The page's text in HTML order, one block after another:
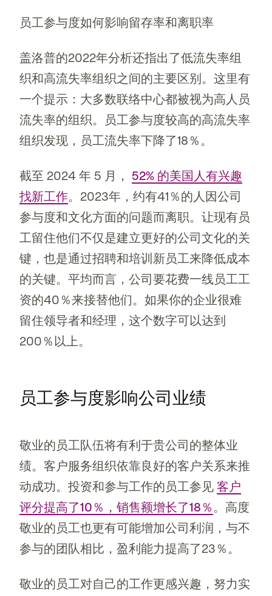
员工参与度如何影响留存率和离职率
盖洛普的2022年分析还指出了低流失率组
织和高流失率组织之间的主要区别。这里有
一个提示：大多数联络中心都被视为高人员
流失率的组织。员工参与度较高的高流失率
组织发现，员工流失率下降了18％。
截至 2024 年 5 月， 52% 的美国人有兴趣
找新工作。2023年，约有41％的人因公司
参与度和文化方面的问题而离职。让现有员
工留住他们不仅是建立更好的公司文化的关
键，也是通过招聘和培训新员工来降低成本
的关键。平均而言，公司要花费一线员工工
资的40％来接替他们。如果你的企业很难
留住领导者和经理，这个数字可以达到
200％以上。
员工参与度影响公司业绩
敬业的员工队伍将有利于贵公司的整体业
绩。客户服务组织依靠良好的客户关系来推
动成功。投资和参与工作的员工参见 客户
评分提高了10％，销售额增长了18％ 。高度
敬业的员工也更有可能增加公司利润，与不
参与的团队相比，盈利能力提高了23％。
敬业的员工对自己的工作更感兴趣，努力实